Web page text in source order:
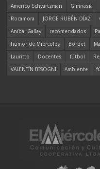
Americo Schvartzman Gimnasia
Rocamora
JORGE RUBÉN DÍAZ
Aníbal Gallay
recomendados
humor de Miércoles
Bordet
Lauritto
Docentes fútbol
VALENTÍN BISOGNI
Ambiente